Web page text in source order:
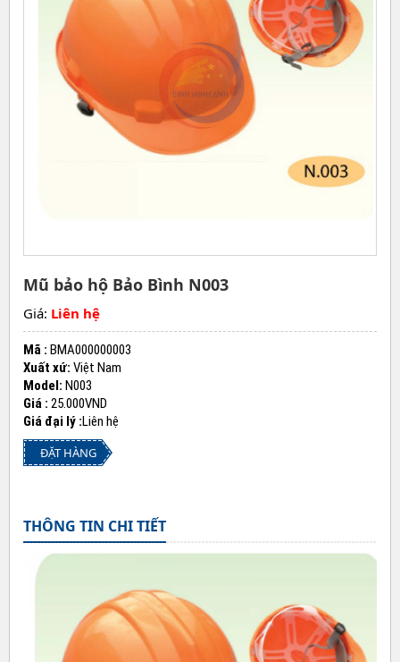
Mũ bảo hộ Bảo Bình N003
Giá: Liên hệ
Mã : BMA000000003
Xuất xứ: Việt Nam
Model: N003
Giá : 25.000VND
Giá đại lý :Liên hệ
ĐẶT HÀNG
THÔNG TIN CHI TIẾT